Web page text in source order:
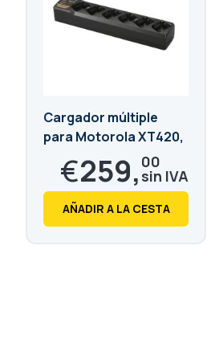
Cargador múltiple
para Motorola XT420,
XT460
€259, 00
€313,
AÑADIR A LA CESTA